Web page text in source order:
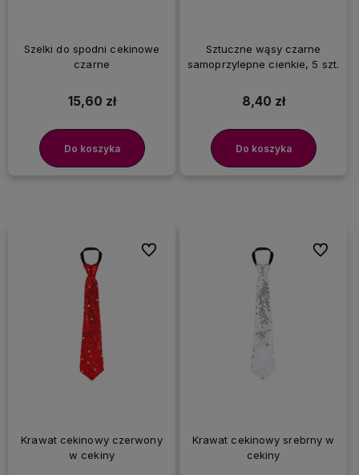
Szelki do spodni cekinowe
czarne
15,60 zł
Do koszyka
Sztuczne wąsy czarne
samoprzylepne cienkie, 5 szt.
8,40 zł
Do koszyka
Krawat cekinowy czerwony
w cekiny
Do ulubionych
Krawat cekinowy srebrny w
cekiny
Do